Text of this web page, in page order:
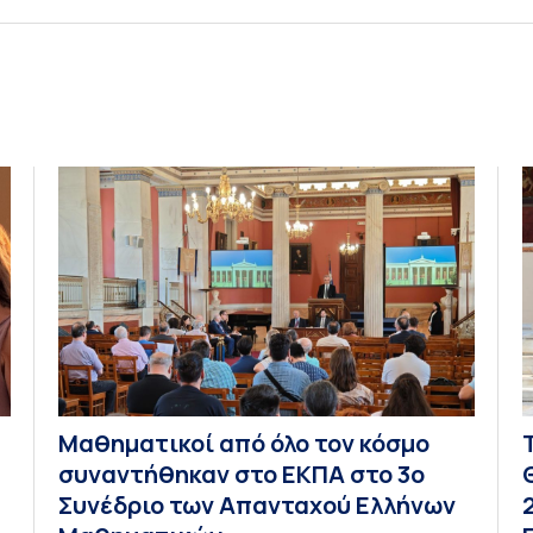
Μαθηματικοί από όλο τον κόσμο
συναντήθηκαν στο ΕΚΠΑ στο 3ο
Συνέδριο των Απανταχού Ελλήνων